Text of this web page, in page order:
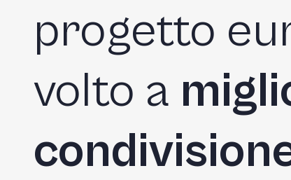
progetto
volto a